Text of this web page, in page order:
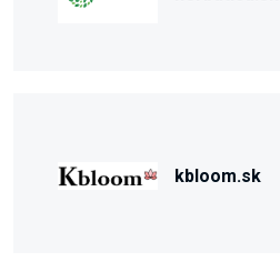
kbloom.sk